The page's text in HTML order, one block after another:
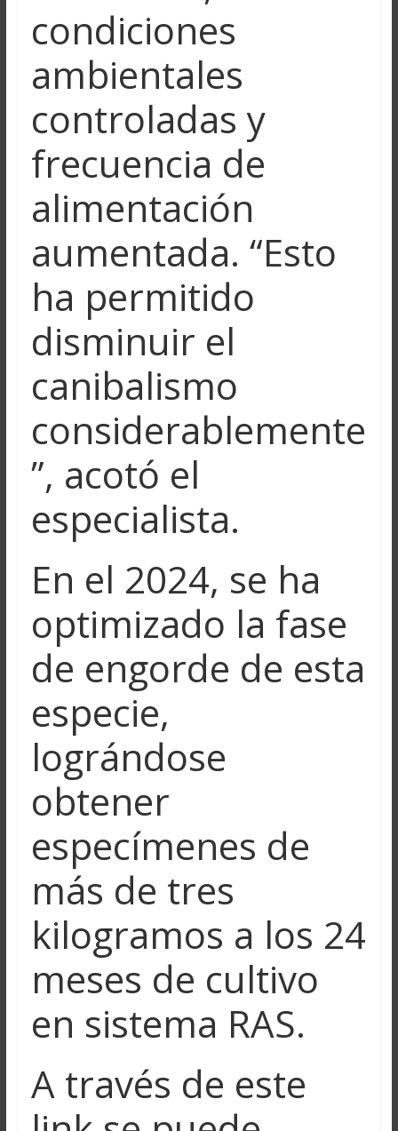
condiciones
ambientales
controladas y
frecuencia de
alimentación
aumentada. “Esto
ha permitido
disminuir el
canibalismo
considerablemente
”, acotó el
especialista.
En el 2024, se ha
optimizado la fase
de engorde de esta
especie,
lográndose
obtener
especímenes de
más de tres
kilogramos a los 24
meses de cultivo
en sistema RAS.
A través de este